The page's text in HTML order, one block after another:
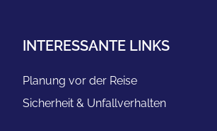
INTERESSANTE LINKS
Planung vor der Reise
Sicherheit & Unfallverhalten